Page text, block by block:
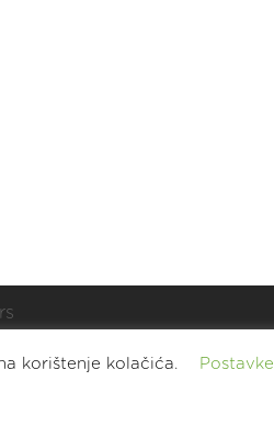
korištenje kolačića. Postavke